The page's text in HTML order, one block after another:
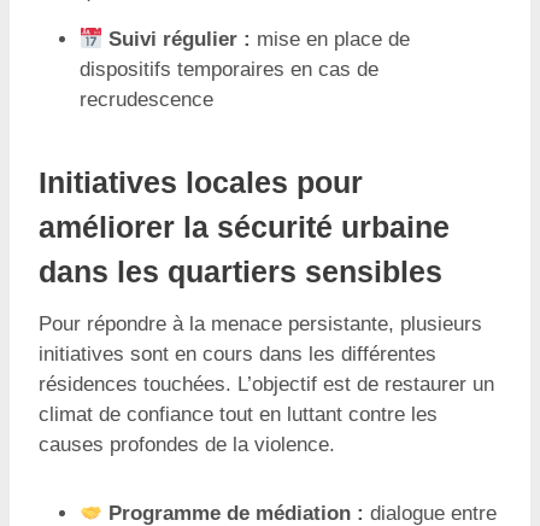
Suivi régulier : mise en place de
dispositifs temporaires en cas de
recrudescence
Initiatives locales pour
améliorer la sécurité urbaine
dans les quartiers sensibles
Pour répondre à la menace persistante, plusieurs
initiatives sont en cours dans les différentes
résidences touchées. L’objectif est de restaurer un
climat de confiance tout en luttant contre les
causes profondes de la violence.
Programme de médiation : dialogue entre